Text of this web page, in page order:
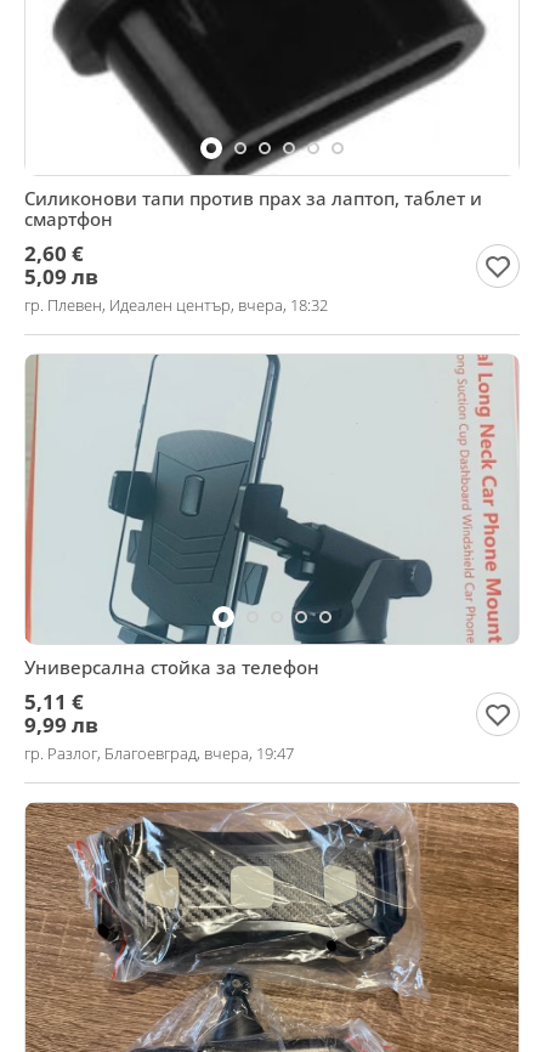
Силиконови тапи против прах за лаптоп, таблет и
смартфон
2,60 €
5,09 лв
гр. Плевен, Идеален център, вчера, 18:32
Универсална стойка за телефон
5,11 €
9,99 лв
гр. Разлог, Благоевград, вчера, 19:47